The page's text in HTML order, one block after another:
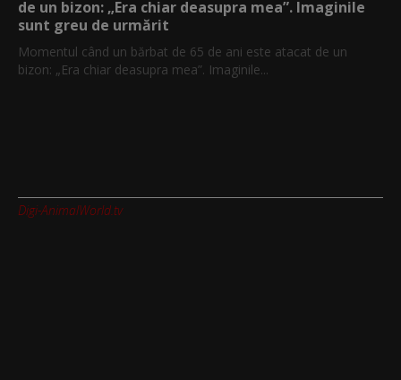
de un bizon: „Era chiar deasupra mea”. Imaginile
sunt greu de urmărit
Momentul când un bărbat de 65 de ani este atacat de un
bizon: „Era chiar deasupra mea”. Imaginile...
Digi-AnimalWorld.tv